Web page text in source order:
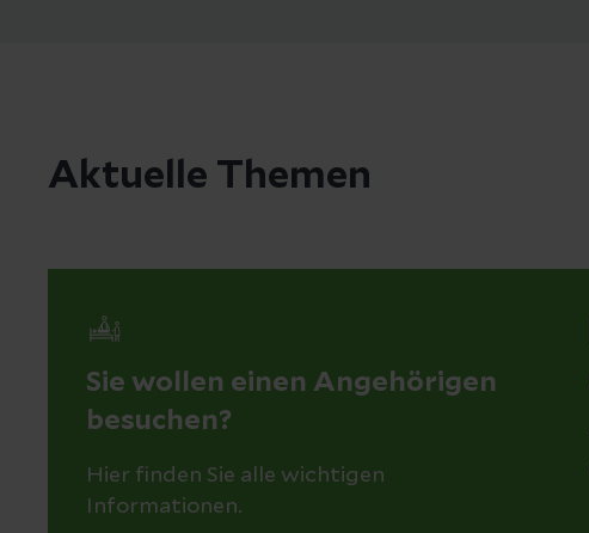
Aktuelle Themen
Sie wollen einen Angehörigen
besuchen?
Hier finden Sie alle wichtigen
Informationen.